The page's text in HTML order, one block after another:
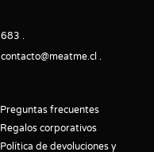
contacto@meatme.cl
Preguntas frecuentes
Regalos corporativos
Política de devoluciones y